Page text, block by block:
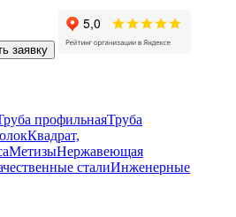
заявку
профильнаяТруба
Квадрат,
МетизыНержавеющая
сталиИнженерные